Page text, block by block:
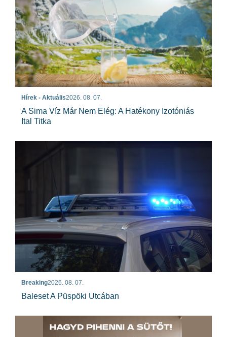
Hírek - Aktuális2026. 08. 07.
A Sima Víz Már Nem Elég: A Hatékony Izotóniás
Ital Titka
Breaking2026. 08. 07.
Baleset A Püspöki Utcában